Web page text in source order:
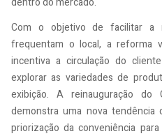
Com o objetivo de facilitar a
frequentam o local, a reforma
incentiva a circulação do
explorar as variedades de
exibição. A reinauguração
demonstra uma nova
priorização da conveniência